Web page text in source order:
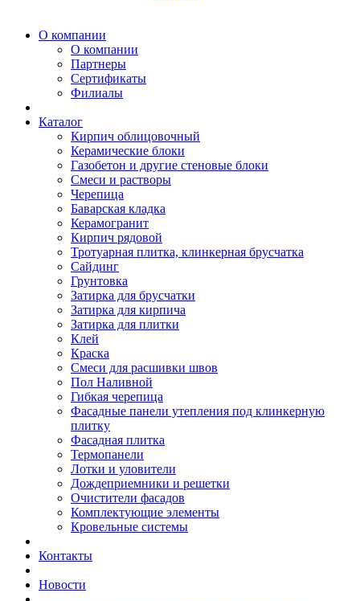
О компании
О компании
Партнеры
Сертификаты
Филиалы
Каталог
Кирпич облицовочный
Керамические блоки
Газобетон и другие стеновые блоки
Смеси и растворы
Черепица
Баварская кладка
Керамогранит
Кирпич рядовой
Тротуарная плитка, клинкерная брусчатка
Сайдинг
Грунтовка
Затирка для брусчатки
Затирка для кирпича
Затирка для плитки
Клей
Краска
Смеси для расшивки швов
Пол Наливной
Гибкая черепица
Фасадные панели утепления под клинкерную
плитку
Фасадная плитка
Термопанели
Лотки и уловители
Дождеприемники и решетки
Очистители фасадов
Комплектующие элементы
Кровельные системы
Контакты
Новости